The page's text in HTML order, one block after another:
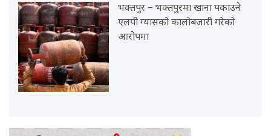
भक्तपुर – भक्तपुरमा खाना पकाउने
एलपी ग्यासको कालोबजारी गरेको
आरोपमा